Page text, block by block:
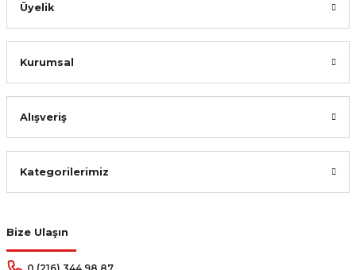
Bize Ulaşın
0 (216) 344 98 87
Üyelik
Kurumsal
Alışveriş
Kategorilerimiz